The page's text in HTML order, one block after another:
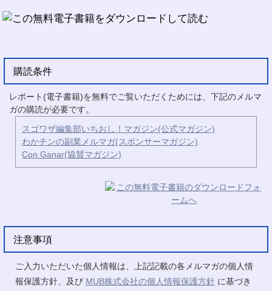
購読条件
レポート(電子書籍)を無料でご覧いただくためには、下記のメルマ
ガの購読が必要です。
スゴワザ編集部いちおし！マガジン(公式マガジン)
わかチンの副業メルマガ(スポンサーマガジン)
Con Ganar(協賛マガジン)
注意事項
ご入力いただいた個人情報は、上記記載の各メルマガの個人情
報保護方針、及び MUB株式会社の個人情報保護方針 に基づき